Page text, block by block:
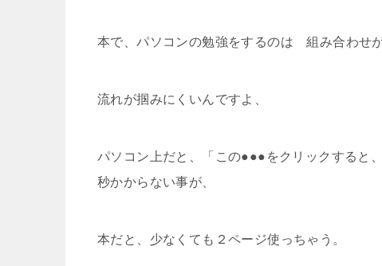
本で、パソコンの勉強をするのは 組み合わせ
流れが掴みにくいんですよ、
パソコン上だと、「この●●●をクリックすると
秒かからない事が、
本だと、少なくても２ページ使っちゃう。